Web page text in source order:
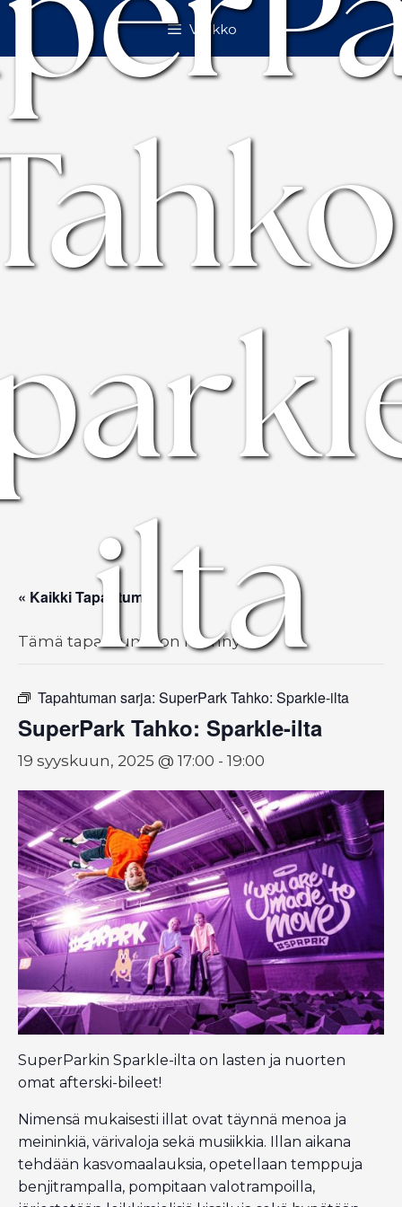
Valikko
ilta
« Kaikki Tapahtumat
Tämä tapahtuma on mennyt.
Tapahtuman sarja: SuperPark Tahko: Sparkle-ilta
SuperPark Tahko: Sparkle-ilta
19 syyskuun, 2025 @ 17:00 - 19:00
SuperParkin Sparkle-ilta on lasten ja nuorten
omat afterski-bileet!
Nimensä mukaisesti illat ovat täynnä menoa ja
meininkiä, värivaloja sekä musiikkia. Illan aikana
tehdään kasvomaalauksia, opetellaan temppuja
benjitrampalla, pompitaan valotrampoilla,